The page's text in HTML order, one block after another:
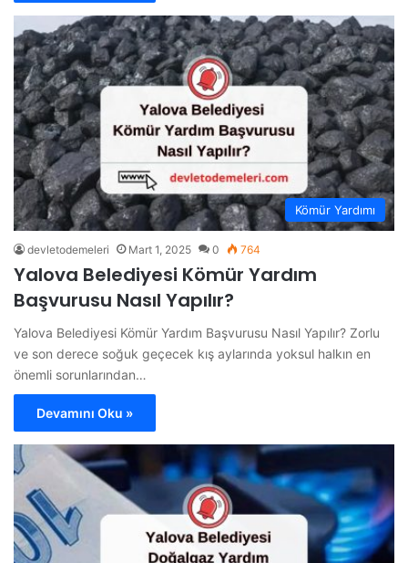
Kömür Yardımı
devletodemeleri Mart 1, 2025 0 764
Yalova Belediyesi Kömür Yardım
Başvurusu Nasıl Yapılır?
Yalova Belediyesi Kömür Yardım Başvurusu Nasıl Yapılır? Zorlu
ve son derece soğuk geçecek kış aylarında yoksul halkın en
önemli sorunlarından…
Devamını Oku »